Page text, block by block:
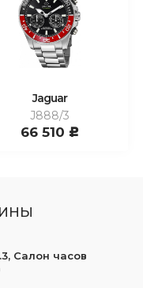
Jaguar
J888/3
66 510 c
Салон часов